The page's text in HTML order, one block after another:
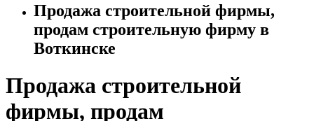
Продажа строительной фирмы,
продам строительную фирму в
Воткинске
Продажа строительной
фирмы, продам